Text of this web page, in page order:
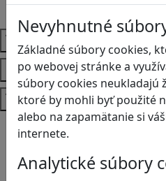
Nevyhnutné
Základné súbory cookies,
po webovej stránke a
súbory cookies neukladajú
ktoré by mohli byť použité
alebo na zapamätanie si
internete.
Analytické súbory
Recenzie
Vek
Predmety
Témy
Bezpečnosť na internete
Čítanie s porozumením
Digitálna rovnováha
Ekológia